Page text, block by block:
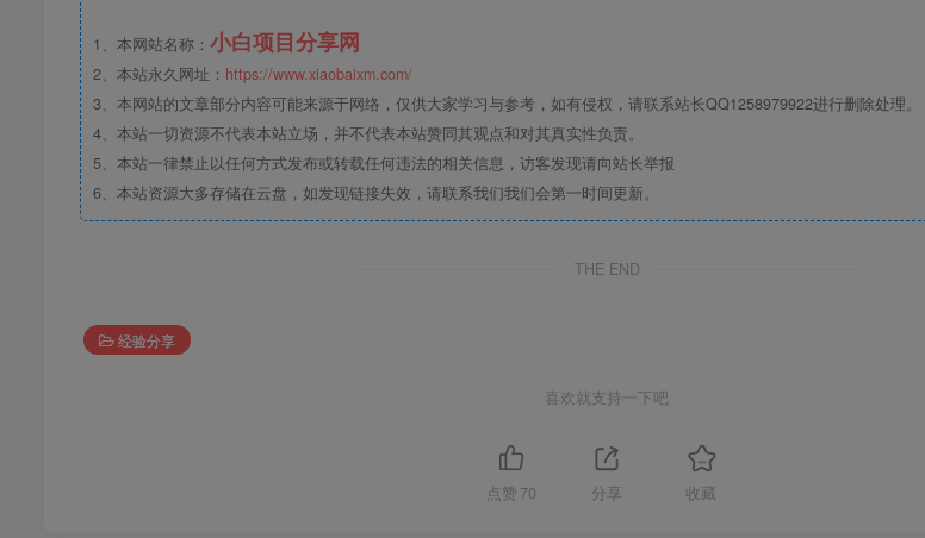
1、本网站名称： 小白项目分享网
2、本站永久网址： https://www.xiaobaixm.com/
3、本网站的文章部分内容可能来源于网络，仅供大家学习与参考，如有侵权，请联系站长QQ1258979922进行删除处理。
4、本站一切资源不代表本站立场，并不代表本站赞同其观点和对其真实性负责。
5、本站一律禁止以任何方式发布或转载任何违法的相关信息，访客发现请向站长举报
6、本站资源大多存储在云盘，如发现链接失效，请联系我们我们会第一时间更新。
THE END
经验分享
喜欢就支持一下吧
点赞 70 分享 收藏